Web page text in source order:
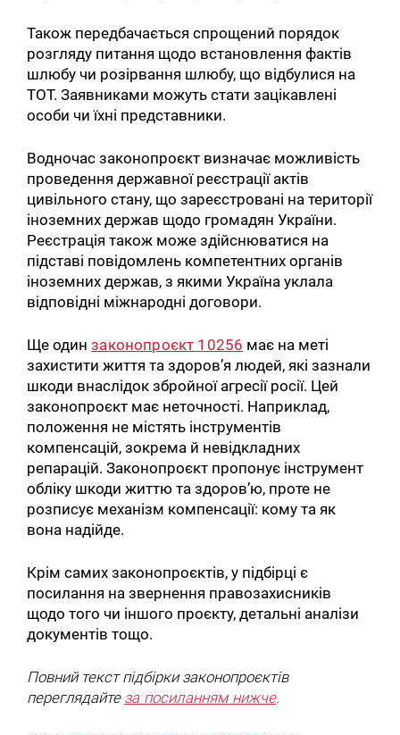
Також передбачається спрощений порядок
розгляду питання щодо встановлення фактів
шлюбу чи розірвання шлюбу, що відбулися на
ТОТ. Заявниками можуть стати зацікавлені
особи чи їхні представники.
Водночас законопроєкт визначає можливість
проведення державної реєстрації актів
цивільного стану, що зареєстровані на території
іноземних держав щодо громадян України.
Реєстрація також може здійснюватися на
підставі повідомлень компетентних органів
іноземних держав, з якими Україна уклала
відповідні міжнародні договори.
Ще одинзаконопроєкт 10256 має на меті
захистити життя та здоров’я людей, які зазнали
шкоди внаслідок збройної агресії росії. Цей
законопроєкт має неточності. Наприклад,
положення не містять інструментів
компенсацій, зокрема й невідкладних
репарацій. Законопроєкт пропонує інструмент
обліку шкоди життю та здоров’ю, проте не
розписує механізм компенсації: кому та як
вона надійде.
Крім самих законопроєктів, у підбірці є
посилання на звернення правозахисників
щодо того чи іншого проєкту, детальні аналізи
документів тощо.
Повний текст підбірки законопроєктів
переглядайте за посиланням нижче.